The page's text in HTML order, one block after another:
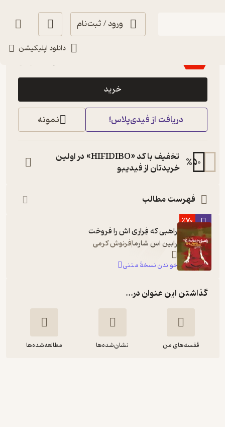
ورود / ثبت‌نام
دانلود اپلیکیشن
انگیزه‌بخش 🚀 14
٪40
124,200
خرید
دریافت از فیدی‌پلاس! نمونه
%50
تخفیف با کد «HIFIDIBO» در اولین
خریدتان از فیدیبو
فهرست مطالب
٪70
راهبی که فِراری اش را فروخت
رابین اس شارمافرنوش کرمی
خواندن نسخۀ متنی
گذاشتن این عنوان در...
قفسه‌های من نشان‌شده‌ها مطالعه‌شده‌ها